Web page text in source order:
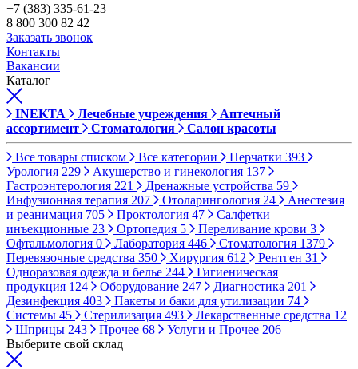
+7 (383) 335-61-23
8 800 300 82 42
Заказать звонок
Контакты
Вакансии
Каталог
INEKTA Лечебные учреждения
Аптечный
ассортимент
Стоматология Салон красоты
Все товары списком Все категории Перчатки 393
Урология 229 Акушерство и гинекология 137
Гастроэнтерология 221 Дренажные устройства 59
Инфузионная терапия 207 Отоларингология 24
Анестезия
и реанимация 705 Проктология 47
Салфетки
инъекционные 23 Ортопедия 5 Переливание крови 3
Офтальмология 0 Лаборатория 446 Стоматология 1379
Перевязочные средства 350 Хирургия 612 Рентген 31
Одноразовая одежда и белье 244
Гигиеническая
продукция 124 Оборудование 247 Диагностика 201
Дезинфекция 403 Пакеты и баки для утилизации 74
Системы 45 Стерилизация 493 Лекарственные средства 12
Шприцы 243 Прочее 68 Услуги и Прочее 206
Выберите свой склад